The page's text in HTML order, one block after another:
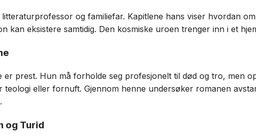
og familiefar. Kapitlene hans viser hvordan
kan eksistere samtidig. Den kosmiske uroen trenger inn i et
er prest. Hun må forholde seg profesjonelt til død og tro, men
teologi eller fornuft. Gjennom henne undersøker romanen
og Turid